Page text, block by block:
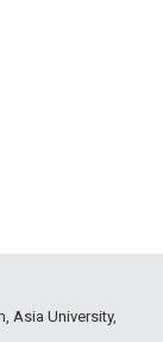
Asia University,